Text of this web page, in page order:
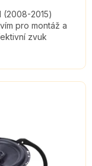
(2008-2015)
pro montáž a
zvuk